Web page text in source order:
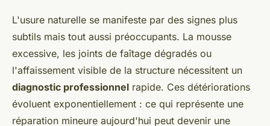
L'usure naturelle se manifeste par des signes plus
subtils mais tout aussi préoccupants. La mousse
excessive, les joints de faîtage dégradés ou
l'affaissement visible de la structure nécessitent un
diagnostic professionnel rapide. Ces détériorations
évoluent exponentiellement : ce qui représente une
réparation mineure aujourd'hui peut devenir une